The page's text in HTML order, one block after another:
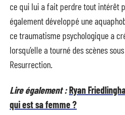
ce qui lui a fait perdre tout intérêt
également développé une
ce traumatisme psychologique a
lorsqu’elle a tourné des scènes
Resurrection.
Lire également :Ryan
qui est sa femme ?